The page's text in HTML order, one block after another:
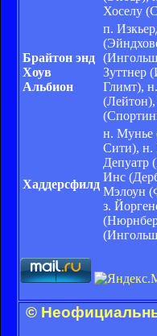
Хоселу
Брайтон энд
Хоув
Альбион
п.
Зуттнер
Глимт),
Хаддерсфилд
н. Мунье
Сити), н.
Депуатр
Инс
Мэлоун
з.
©